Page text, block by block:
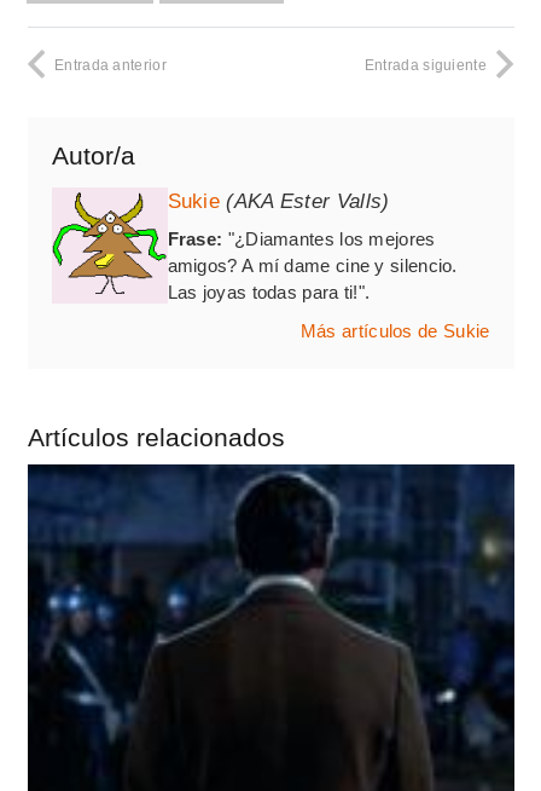
Entrada anterior Entrada siguiente
Autor/a
Sukie (AKA Ester Valls)
Frase: "¿Diamantes los mejores
amigos? A mí dame cine y silencio.
Las joyas todas para ti!".
Más artículos de Sukie
Artículos relacionados